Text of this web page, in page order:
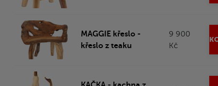
MAGGIE křeslo -
křeslo z teaku
9 900
Kč